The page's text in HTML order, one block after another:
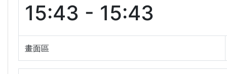
15:43 - 15:43
畫面區